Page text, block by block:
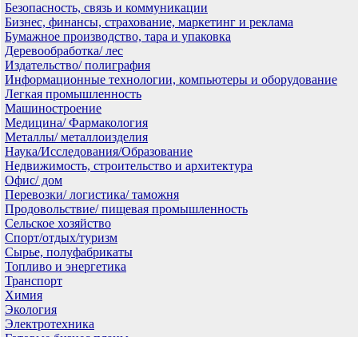
Безопасность, связь и коммуникации
Бизнес, финансы, страхование, маркетинг и реклама
Бумажное производство, тара и упаковка
Деревообработка/ лес
Издательство/ полиграфия
Информационные технологии, компьютеры и оборудование
Легкая промышленность
Машиностроение
Медицина/ Фармакология
Металлы/ металлоизделия
Наука/Исследования/Образование
Недвижимость, строительство и архитектура
Офис/ дом
Перевозки/ логистика/ таможня
Продовольствие/ пищевая промышленность
Сельское хозяйство
Спорт/отдых/туризм
Сырье, полуфабрикаты
Топливо и энергетика
Транспорт
Химия
Экология
Электротехника